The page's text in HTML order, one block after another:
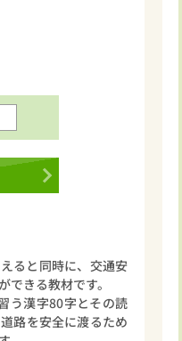
ると同時に、交通安
できる教材です。
う漢字80字とその読
路を安全に渡るため